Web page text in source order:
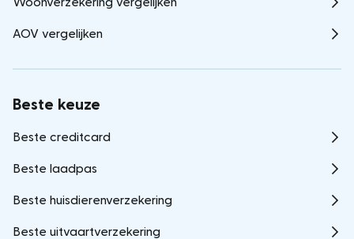
AOV vergelijken
Beste keuze
Beste creditcard
Beste laadpas
Beste huisdierenverzekering
Beste uitvaartverzekering